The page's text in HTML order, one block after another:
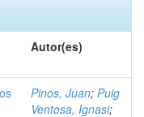
Autor(es)
Pinos, Juan; Puig
Ventosa, Ignasi;